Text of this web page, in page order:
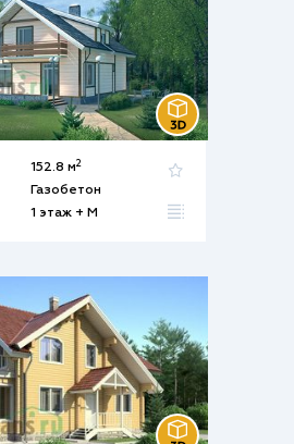
152.8 м2
Газобетон
1 этаж + М